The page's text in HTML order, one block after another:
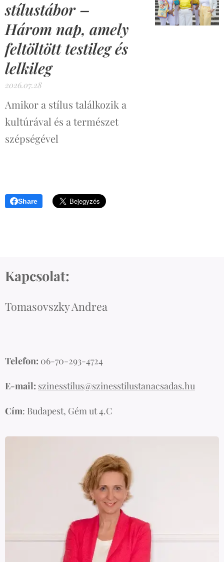
stílustábor –
Három nap, amely
feltöltött testileg és
lelkileg
2026.07.28
Amikor a stílus találkozik a
kultúrával és a természet
szépségével
Share
Kapcsolat:
Tomasovszky Andrea
Telefon: 06-70-293-4724
E-mail: szinesstilus@szinesstilustanacsadas.hu
Cím: Budapest, Gém ut 4.C